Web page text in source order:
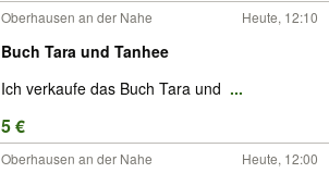
Oberhausen an der Nahe Heute, 12:10
Buch Tara und Tanhee
Ich verkaufe das Buch Tara und ...
5 €
Oberhausen an der Nahe Heute, 12:00